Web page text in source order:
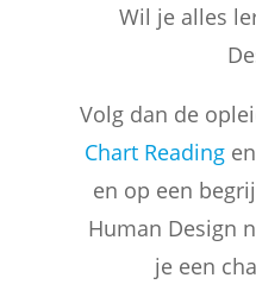
Wil je alles
Volg dan de
Chart Readingen
en op een
Human Design
je een